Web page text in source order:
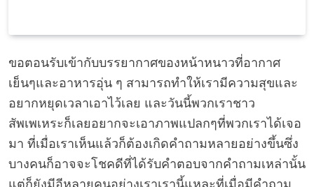
ขอตอนรับเข้ากับบรรยากาศของหน้าหนาวที่อากาศ
เย็นๆและอาหารอุ่น ๆ สามารถทำให้เรามีความสุขและ
อยากหยุดเวลาเอาไว้เลย และวันนี้พวกเราชาว
สัพเพเหระก็เลยอยากจะเอาภาพแปลกๆที่พวกเราได้เจอ
มา ที่เมื่อเราเห็นแล้วก็ต้องเกิดคำถามหลายอย่างขึ้นซึ่ง
บางคนก็อาจจะโชคดีที่ได้รับคำตอบจากคำถามเหล่านั้น